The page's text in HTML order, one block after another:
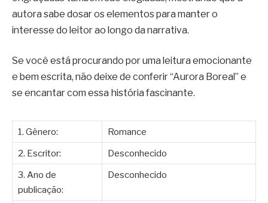
autora sabe dosar os elementos para manter o
interesse do leitor ao longo da narrativa.
Se você está procurando por uma leitura emocionante
e bem escrita, não deixe de conferir “Aurora Boreal” e
se encantar com essa história fascinante.
1. Gênero:
Romance
2. Escritor:
Desconhecido
3. Ano de
publicação:
Desconhecido